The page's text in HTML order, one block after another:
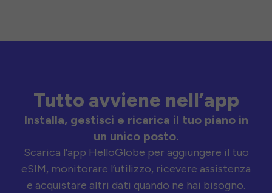
Tutto avviene nell’app
Installa, gestisci e ricarica il tuo piano in
un unico posto.
Scarica l’app HelloGlobe per aggiungere il tuo
eSIM, monitorare l’utilizzo, ricevere assistenza
e acquistare altri dati quando ne hai bisogno.